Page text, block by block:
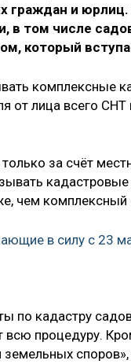
граждан и
в том числе
который
комплексные
от лица всего
за счёт
чем
в силу с 23
по кадастру
всю процедуру.